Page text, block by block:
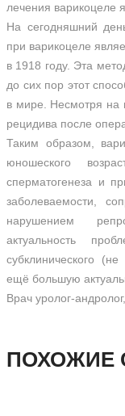
лечения варикоцеле
На сегодняшний
при варикоцеле
в 1918 году. Эта
до сих пор этот
в мире. Несмотря на
рецидива после
Таким образом,
юношеского
сперматогенеза и
заболеваемости,
нарушением
актуальность
субклинического
ещё большую
Врач уролог-
ПОХОЖИЕ